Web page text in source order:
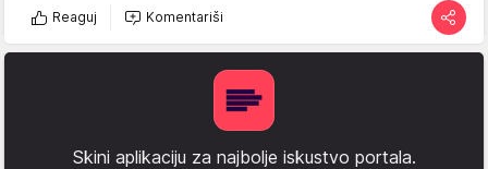
Reaguj Komentariši
Skini aplikaciju za najbolje iskustvo portala.